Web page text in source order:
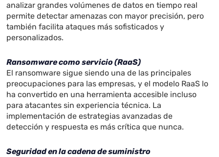
analizar grandes volúmenes de datos en tiempo real
permite detectar amenazas con mayor precisión, pero
también facilita ataques más sofisticados y
personalizados.
Ransomware como servicio (RaaS)
El ransomware sigue siendo una de las principales
preocupaciones para las empresas, y el modelo RaaS lo
ha convertido en una herramienta accesible incluso
para atacantes sin experiencia técnica. La
implementación de estrategias avanzadas de
detección y respuesta es más crítica que nunca.
Seguridad en la cadena de suministro